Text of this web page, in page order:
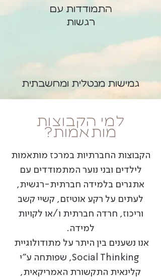
התמודדות עם
רגשות
גמישות מנטלית ומחשבתית
למי הקבוצות
מותאמות?
הקבוצות החברתיות במרכז מותאמות
לילדים ובני נוער המתמודדים עם
אתגרים בלמידה חברתית-רגשית,
לעתים על רקע אוטיזם, קשיי קשב
וריכוז, חרדה חברתית ו/או לקויות
למידה.
אנו נשענים בין היתר על מתודולוגיית
Social Thinking, שפותחה ע"י
קלינאית התקשורת האמריקאית,